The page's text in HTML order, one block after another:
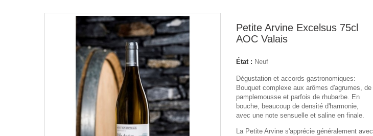
Petite Arvine Excelsus 75cl
AOC Valais
État : Neuf
Dégustation et accords gastronomiques:
Bouquet complexe aux arômes d'agrumes, de
pamplemousse et parfois de rhubarbe. En
bouche, beaucoup de densité d'harmonie,
avec une note sensuelle et saline en finale.
La Petite Arvine s'apprécie généralement avec